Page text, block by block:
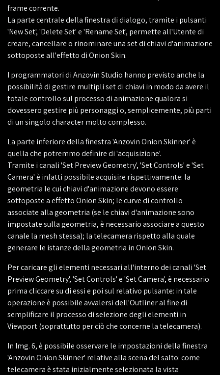
frame corrente.
La parte centrale della finestra di dialogo, tramite i pulsanti
'New Set', 'Delete Set' e 'Rename Set', permette all'Utente di
creare, cancellare o rinominare una set di chiavi d'animazione
sottoposte all'effetto di Onion Skin.
I programmatori di Anzovin Studio hanno previsto anche la
possibilità di gestire multipli set di chiavi in modo da avere il
totale controllo sul processo di animazione qualora si
dovessero gestire più personaggi o, semplicemente, più parti
di un singolo character molto complesso.
La parte inferiore della finestra 'Anzovin Onion Skinner' è
quella che potremmo definire di 'acquisizione'.
Tramite i canali 'Set Preview Geometry', 'Set Controls' e 'Set
Camera' è infatti possibile acquisire rispettivamente: la
geometria le cui chiavi d'animazione devono essere
sottoposte a effetto Onion Skin; le curve di controllo
associate alla geometria (se le chiavi d'animazione sono
impostate sulla geometria, è necessario associare a questo
canale la mesh stessa); la telecamera rispetto alla quale
generare le istanze della geometria in Onion Skin.
Per caricare gli elementi necessari all'interno dei canali 'Set
Preview Geometry', 'Set Controls' e 'Set Camera', è necessario
prima cliccare su di essi e poi sul relativo pulsante: in tale
operazione è possibile avvalersi dell'Outliner al fine di
semplificare il processo di selezione degli elementi in
Viewport (soprattutto per ciò che concerne la telecamera).
In Img. 6, è possibile osservare le impostazioni della finestra
'Anzovin Onion Skinner' relative alla scena del salto: come
telecamera è stata inizialmente selezionata la vista